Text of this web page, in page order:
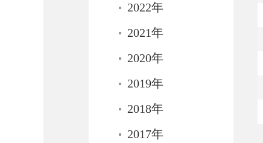
2022年
2021年
2020年
2019年
2018年
2017年